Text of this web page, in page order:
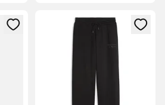
logge ind eller tilmelde dig som
Åbner en Modal til at logge